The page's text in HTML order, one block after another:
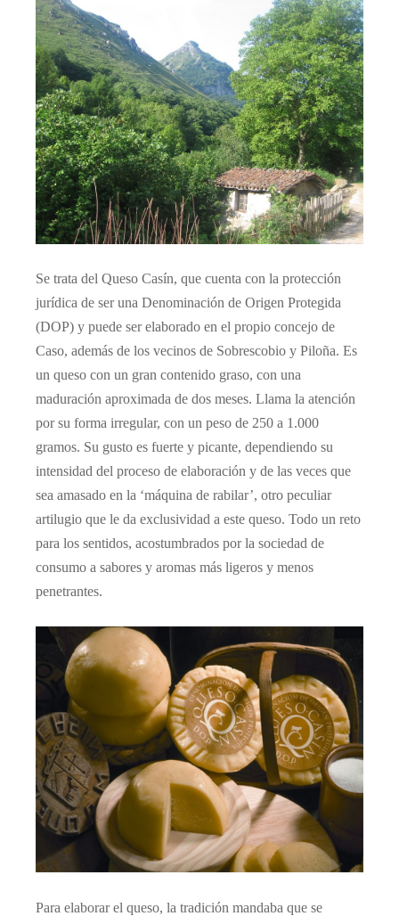
Se trata del Queso Casín, que cuenta con la protección
jurídica de ser una Denominación de Origen Protegida
(DOP) y puede ser elaborado en el propio concejo de
Caso, además de los vecinos de Sobrescobio y Piloña. Es
un queso con un gran contenido graso, con una
maduración aproximada de dos meses. Llama la atención
por su forma irregular, con un peso de 250 a 1.000
gramos. Su gusto es fuerte y picante, dependiendo su
intensidad del proceso de elaboración y de las veces que
sea amasado en la ‘máquina de rabilar’, otro peculiar
artilugio que le da exclusividad a este queso. Todo un reto
para los sentidos, acostumbrados por la sociedad de
consumo a sabores y aromas más ligeros y menos
penetrantes.
Para elaborar el queso, la tradición mandaba que se